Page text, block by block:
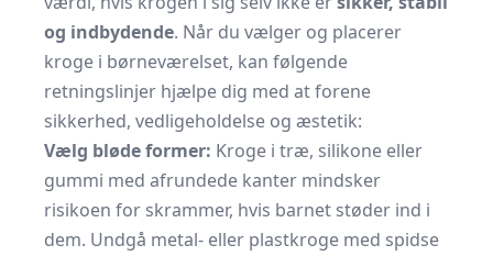
og indbydende. Når du vælger og placerer
kroge i børneværelset, kan følgende
retningslinjer hjælpe dig med at forene
sikkerhed, vedligeholdelse og æstetik:
Vælg bløde former: Kroge i træ, silikone eller
gummi med afrundede kanter mindsker
risikoen for skrammer, hvis barnet støder ind i
dem. Undgå metal- eller plastkroge med spidse